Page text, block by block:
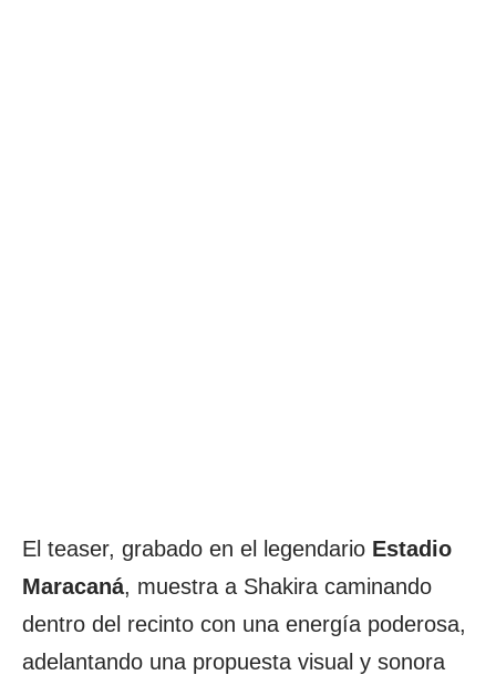
El teaser, grabado en el legendario Estadio
Maracaná, muestra a Shakira caminando
dentro del recinto con una energía poderosa,
adelantando una propuesta visual y sonora